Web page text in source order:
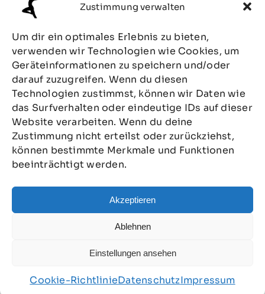
Zustimmung verwalten
Um dir ein optimales Erlebnis zu bieten,
verwenden wir Technologien wie Cookies, um
Geräteinformationen zu speichern und/oder
darauf zuzugreifen. Wenn du diesen
Technologien zustimmst, können wir Daten wie
das Surfverhalten oder eindeutige IDs auf dieser
Website verarbeiten. Wenn du deine
Zustimmung nicht erteilst oder zurückziehst,
können bestimmte Merkmale und Funktionen
beeinträchtigt werden.
Akzeptieren
Ablehnen
Einstellungen ansehen
Cookie-RichtlinieDatenschutzImpressum
Unsere Schule in
Bildern
Auf Wunsch kannst du unsere Räumlichkeiten
auch anmieten.Kontaktiereuns gerne dazu.